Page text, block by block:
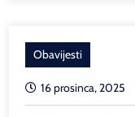
Obavijesti
16 prosinca, 2025